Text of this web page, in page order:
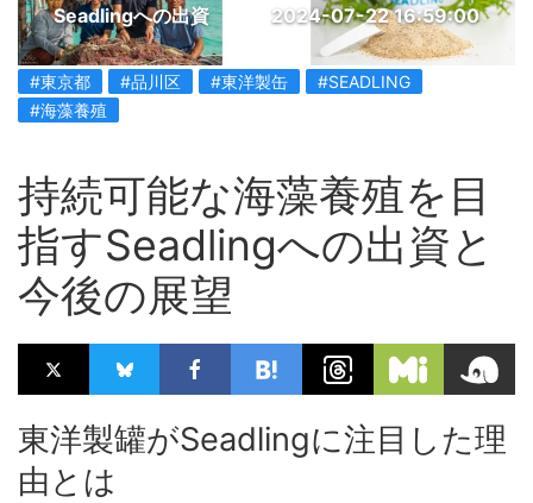
Seadlingへの出資 2024-07-22 16:59:00
#東京都 #品川区 #東洋製缶
#SEADLING
#海藻養殖
持続可能な海藻養殖を目
指すSeadlingへの出資と
今後の展望
東洋製罐がSeadlingに注目した理
由とは